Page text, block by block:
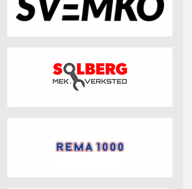
Aktuell info m.m.
Resultat og statistikk
Linkar
Retningslinjer på trening
Fotosamtykke
Nyheitsarkiv